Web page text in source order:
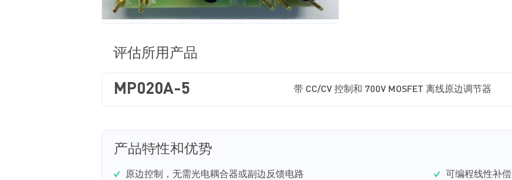
评估所用产品
MP020A-5 带 CC/CV 控制和 700V MOSFET 离线原边调节器
产品特性和优势
原边控制，无需光电耦合器或副边反馈电路
可编程线性补偿